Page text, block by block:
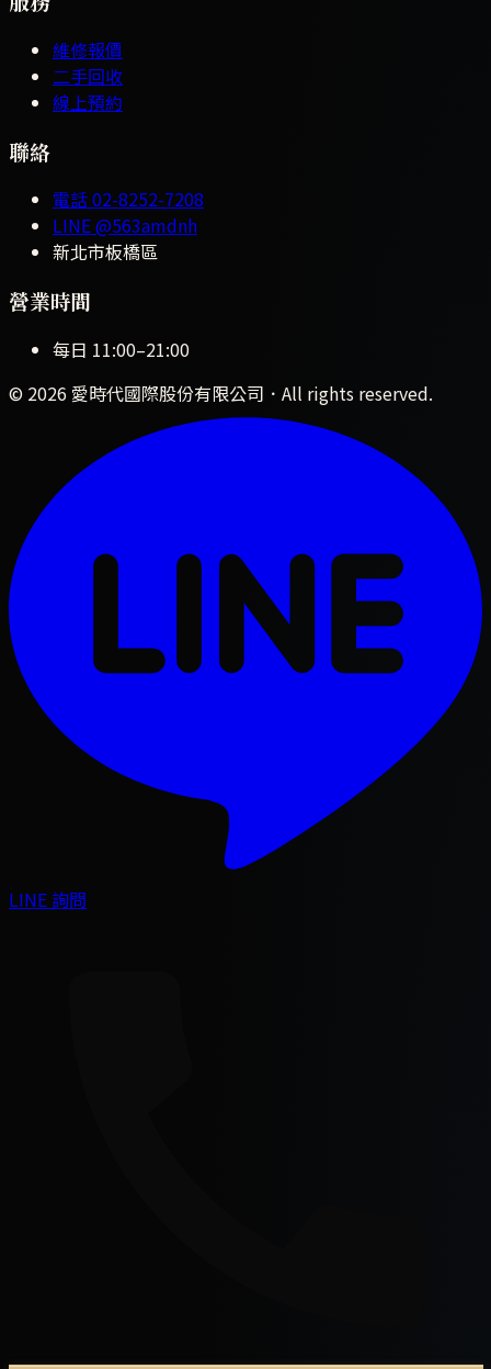
維修報價
二手回收
線上預約
聯絡
電話02-8252-7208
LINE@563amdnh
新北市板橋區
營業時間
每日 11:00–21:00
© 2026 愛時代國際股份有限公司 ．All rights reserved.
LINE 詢問